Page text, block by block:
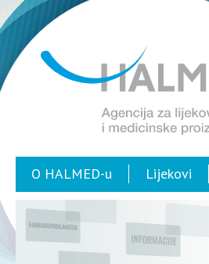
O HALMED-u Lijekovi